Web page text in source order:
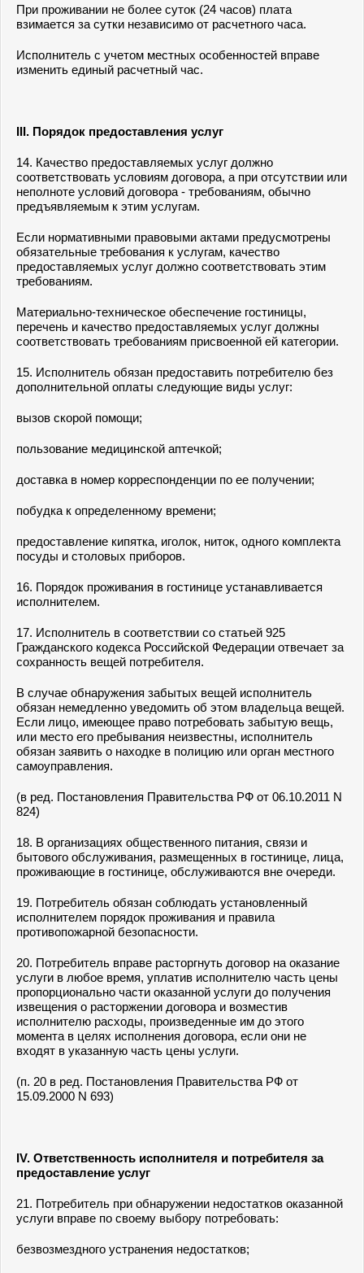
При проживании не более суток (24 часов) плата
взимается за сутки независимо от расчетного часа.
Исполнитель с учетом местных особенностей вправе
изменить единый расчетный час.
III. Порядок предоставления услуг
14. Качество предоставляемых услуг должно
соответствовать условиям договора, а при отсутствии или
неполноте условий договора - требованиям, обычно
предъявляемым к этим услугам.
Если нормативными правовыми актами предусмотрены
обязательные требования к услугам, качество
предоставляемых услуг должно соответствовать этим
требованиям.
Материально-техническое обеспечение гостиницы,
перечень и качество предоставляемых услуг должны
соответствовать требованиям присвоенной ей категории.
15. Исполнитель обязан предоставить потребителю без
дополнительной оплаты следующие виды услуг:
вызов скорой помощи;
пользование медицинской аптечкой;
доставка в номер корреспонденции по ее получении;
побудка к определенному времени;
предоставление кипятка, иголок, ниток, одного комплекта
посуды и столовых приборов.
16. Порядок проживания в гостинице устанавливается
исполнителем.
17. Исполнитель в соответствии со статьей 925
Гражданского кодекса Российской Федерации отвечает за
сохранность вещей потребителя.
В случае обнаружения забытых вещей исполнитель
обязан немедленно уведомить об этом владельца вещей.
Если лицо, имеющее право потребовать забытую вещь,
или место его пребывания неизвестны, исполнитель
обязан заявить о находке в полицию или орган местного
самоуправления.
(в ред. Постановления Правительства РФ от 06.10.2011 N
824)
18. В организациях общественного питания, связи и
бытового обслуживания, размещенных в гостинице, лица,
проживающие в гостинице, обслуживаются вне очереди.
19. Потребитель обязан соблюдать установленный
исполнителем порядок проживания и правила
противопожарной безопасности.
20. Потребитель вправе расторгнуть договор на оказание
услуги в любое время, уплатив исполнителю часть цены
пропорционально части оказанной услуги до получения
извещения о расторжении договора и возместив
исполнителю расходы, произведенные им до этого
момента в целях исполнения договора, если они не
входят в указанную часть цены услуги.
(п. 20 в ред. Постановления Правительства РФ от
15.09.2000 N 693)
IV. Ответственность исполнителя и потребителя за
предоставление услуг
21. Потребитель при обнаружении недостатков оказанной
услуги вправе по своему выбору потребовать:
безвозмездного устранения недостатков;